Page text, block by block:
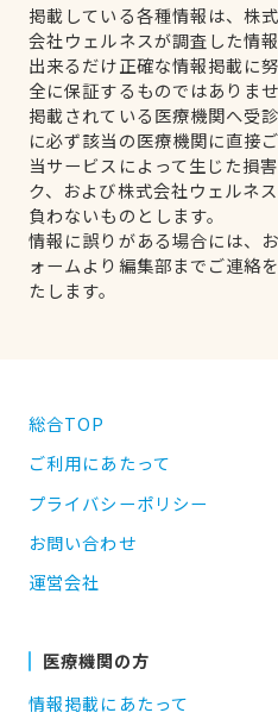
掲載している各種情報は、株
会社ウェルネスが調査した情
出来るだけ正確な情報掲載に
全に保証するものではありませ
掲載されている医療機関へ受
に必ず該当の医療機関に直接
当サービスによって生じた損
ク、および株式会社ウェルネ
負わないものとします。
情報に誤りがある場合には、
ォームより編集部までご連絡
たします。
総合TOP
ご利用にあたって
プライバシーポリシー
お問い合わせ
運営会社
医療機関の方
情報掲載にあたって